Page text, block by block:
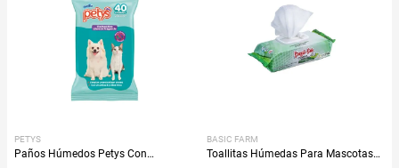
PETYS
Paños Húmedos Petys Con
BASIC FARM
Toallitas Húmedas Para Mascotas